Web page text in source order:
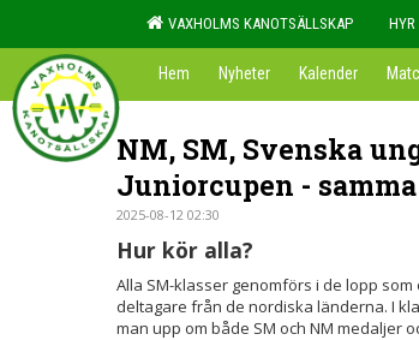
VAXHOLMS KANOTSÄLLSKAP HYR
Hem Nyheter Kalender
NM, SM, Svenska
Juniorcupen -
2025-08-12 02:30
Hur kör alla?
Alla SM-klasser genomförs i de lopp
deltagare från de nordiska länderna. I
man upp om både SM och NM medaljer